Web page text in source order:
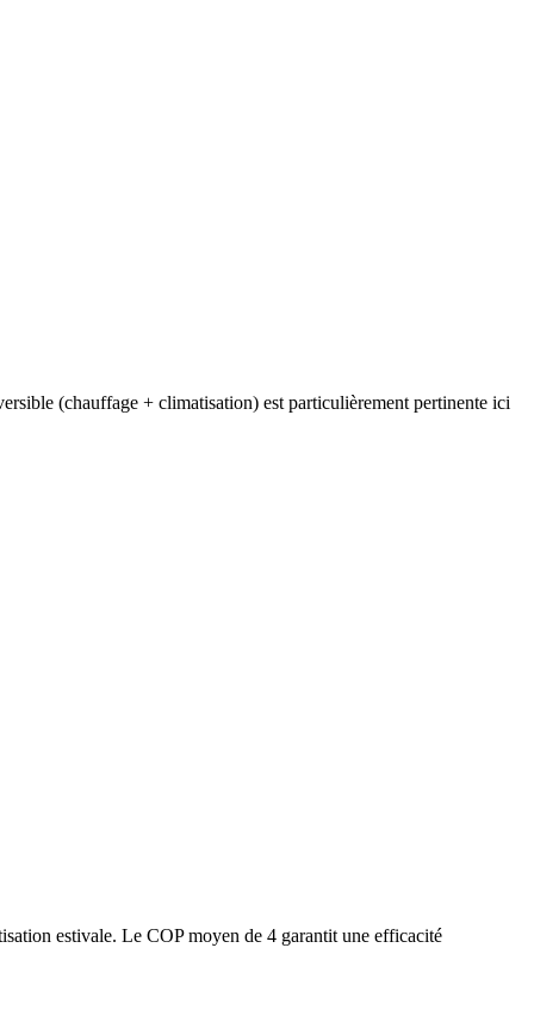
(chauffage + climatisation) est particulièrement pertinente ici
estivale. Le COP moyen de 4 garantit une efficacité